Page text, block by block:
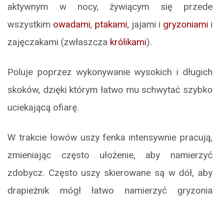
aktywnym w nocy, żywiącym się przede
wszystkim owadami, ptakami, jajami i gryzoniami i
zajęczakami (zwłaszcza królikami).
Poluje poprzez wykonywanie wysokich i długich
skoków, dzięki którym łatwo mu schwytać szybko
uciekającą ofiarę.
W trakcie łowów uszy fenka intensywnie pracują,
zmieniając często ułożenie, aby namierzyć
zdobycz. Często uszy skierowane są w dół, aby
drapieżnik mógł łatwo namierzyć gryzonia